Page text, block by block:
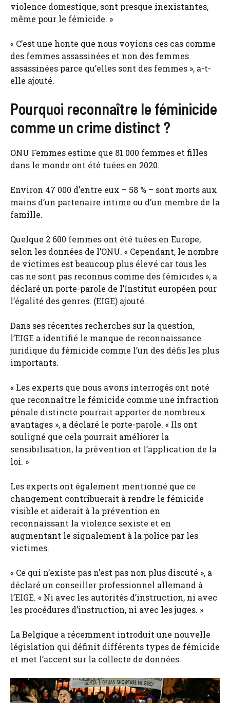
violence domestique, sont presque inexistantes,
même pour le fémicide. »
« C’est une honte que nous voyions ces cas comme
des femmes assassinées et non des femmes
assassinées parce qu’elles sont des femmes », a-t-
elle ajouté.
Pourquoi reconnaître le féminicide
comme un crime distinct ?
ONU Femmes estime que 81 000 femmes et filles
dans le monde ont été tuées en 2020.
Environ 47 000 d’entre eux – 58 % – sont morts aux
mains d’un partenaire intime ou d’un membre de la
famille.
Quelque 2 600 femmes ont été tuées en Europe,
selon les données de l’ONU. « Cependant, le nombre
de victimes est beaucoup plus élevé car tous les
cas ne sont pas reconnus comme des fémicides », a
déclaré un porte-parole de l’Institut européen pour
l’égalité des genres. (EIGE) ajouté.
Dans ses récentes recherches sur la question,
l’EIGE a identifié le manque de reconnaissance
juridique du fémicide comme l’un des défis les plus
importants.
« Les experts que nous avons interrogés ont noté
que reconnaître le fémicide comme une infraction
pénale distincte pourrait apporter de nombreux
avantages », a déclaré le porte-parole. « Ils ont
souligné que cela pourrait améliorer la
sensibilisation, la prévention et l’application de la
loi. »
Les experts ont également mentionné que ce
changement contribuerait à rendre le fémicide
visible et aiderait à la prévention en
reconnaissant la violence sexiste et en
augmentant le signalement à la police par les
victimes.
« Ce qui n’existe pas n’est pas non plus discuté », a
déclaré un conseiller professionnel allemand à
l’EIGE. « Ni avec les autorités d’instruction, ni avec
les procédures d’instruction, ni avec les juges. »
La Belgique a récemment introduit une nouvelle
législation qui définit différents types de fémicide
et met l’accent sur la collecte de données.